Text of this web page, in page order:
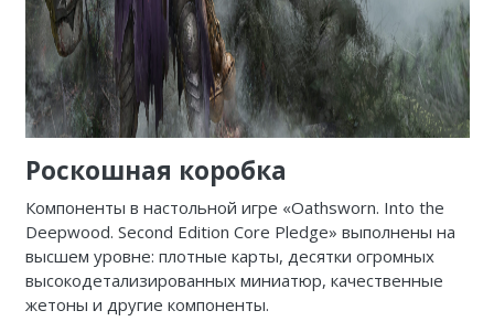
Роскошная коробка
Компоненты в настольной игре «Oathsworn. Into the
Deepwood. Second Edition Core Pledge» выполнены на
высшем уровне: плотные карты, десятки огромных
высокодетализированных миниатюр, качественные
жетоны и другие компоненты.